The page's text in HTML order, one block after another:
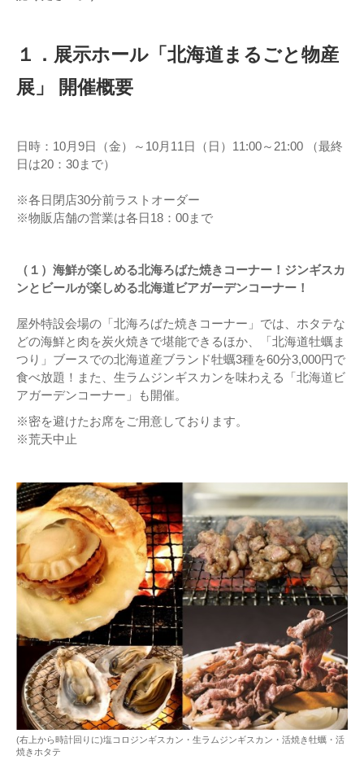
１．展示ホール「北海道まるごと物産
展」 開催概要
日時：10月9日（金）～10月11日（日）11:00～21:00 （最終
日は20：30まで）
※各日閉店30分前ラストオーダー
※物販店舗の営業は各日18：00まで
（１）海鮮が楽しめる北海ろばた焼きコーナー！ジンギスカ
ンとビールが楽しめる北海道ビアガーデンコーナー！
屋外特設会場の「北海ろばた焼きコーナー」では、ホタテな
どの海鮮と肉を炭火焼きで堪能できるほか、「北海道牡蠣ま
つり」ブースでの北海道産ブランド牡蠣3種を60分3,000円で
食べ放題！また、生ラムジンギスカンを味わえる「北海道ビ
アガーデンコーナー」も開催。
※密を避けたお席をご用意しております。
※荒天中止
(右上から時計回りに)塩コロジンギスカン・生ラムジンギスカン・活焼き牡蠣・活
焼きホタテ